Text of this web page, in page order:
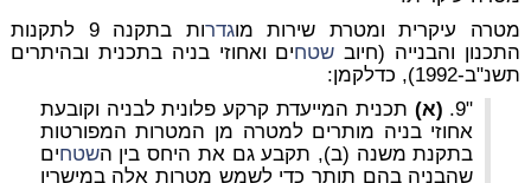
מטרה עיקרית ומטרת שירות מוגדר
ות בתקנה 9 לתקנות
התכנון והבנייה (חיוב שטחים ואחוזי בניה בתכנית ובהיתרים
תשנ"ב-1992), כדלקמן:
"9.
(א) תכנית המייעדת קרקע פלונית לבניה וקובעת
אחוזי בניה מותרים למטרה מן המטרות המפורטות
בתקנת משנה (ב), תקבע גם את היחס בין השטחים
שהבניה בהם תותר כדי לשמש מטרות אלה במישרין